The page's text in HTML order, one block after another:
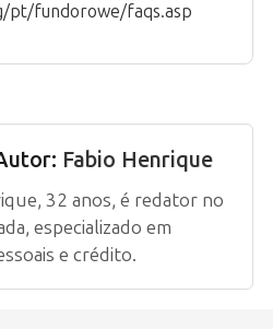
pt/fundorowe/faqs.asp
Fabio Henrique
32 anos, é redator no
especializado em
e crédito.